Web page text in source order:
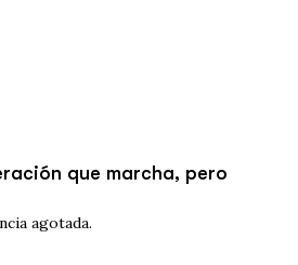
que marcha, pero
agotada.